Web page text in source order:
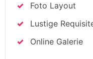
Foto Layout
Lustige
Online Galerie